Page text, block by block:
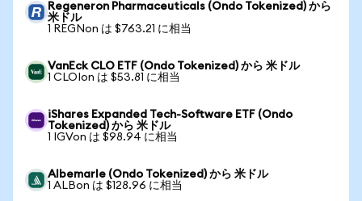
Regeneron Pharmaceuticals (Ondo Tokenized) から
米ドル
1 REGNon は $763.21 に相当
VanEck CLO ETF (Ondo Tokenized) から 米ドル
1 CLOIon は $53.81 に相当
iShares Expanded Tech-Software ETF (Ondo
Tokenized) から 米ドル
1 IGVon は $98.94 に相当
Albemarle (Ondo Tokenized) から 米ドル
1 ALBon は $128.96 に相当